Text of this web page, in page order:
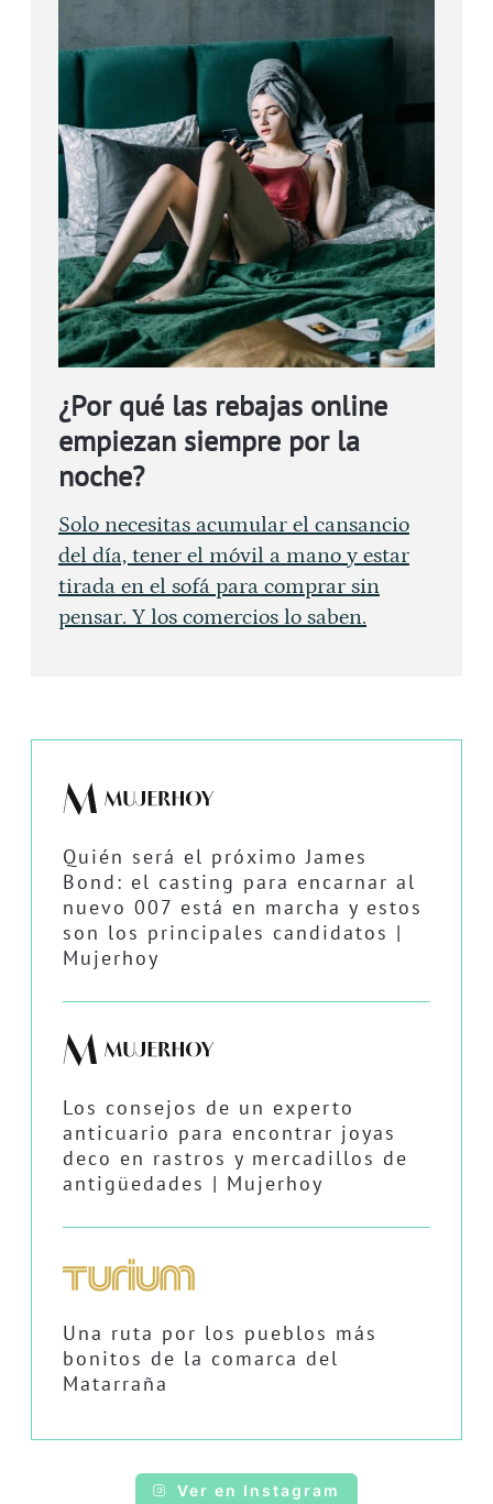
¿Por qué las rebajas online
empiezan siempre por la
noche?
Solo necesitas acumular el cansancio
del día, tener el móvil a mano y estar
tirada en el sofá para comprar sin
pensar. Y los comercios lo saben.
Quién será el próximo James
Bond: el casting para encarnar al
nuevo 007 está en marcha y estos
son los principales candidatos |
Mujerhoy
Los consejos de un experto
anticuario para encontrar joyas
deco en rastros y mercadillos de
antigüedades | Mujerhoy
Una ruta por los pueblos más
bonitos de la comarca del
Matarraña
Ver en Instagram